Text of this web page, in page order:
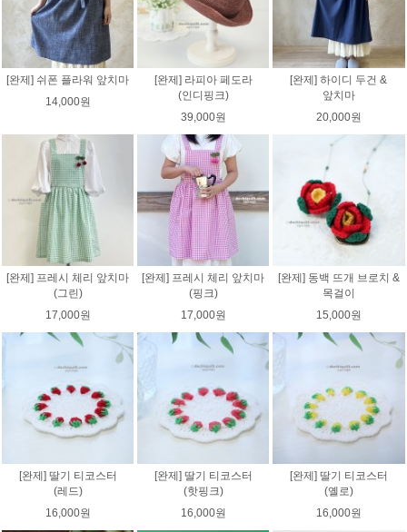
[완제] 쉬폰 플라워 앞치마
14,000원
[완제] 라피아 페도라
(인디핑크)
39,000원
[완제] 하이디 두건 &
앞치마
20,000원
[완제] 프레시 체리 앞치마
(그린)
17,000원
[완제] 프레시 체리 앞치마
(핑크)
17,000원
[완제] 동백 뜨개 브로치 &
목걸이
15,000원
[완제] 딸기 티코스터
(레드)
16,000원
[완제] 딸기 티코스터
(핫핑크)
16,000원
[완제] 딸기 티코스터
(옐로)
16,000원